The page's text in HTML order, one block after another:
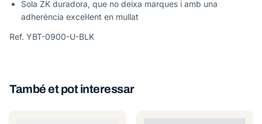
Sola ZK duradora, que no deixa marques i amb una
adherència excel·lent en mullat
Ref. YBT-0900-U-BLK
També et pot interessar